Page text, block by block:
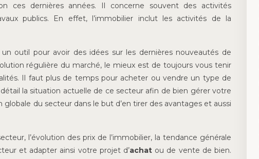
ces dernières années. Il concerne souvent des activités
publics. En effet, l’immobilier inclut les activités de la
outil pour avoir des idées sur les dernières nouveautés de
régulière du marché, le mieux est de toujours vous tenir
Il faut plus de temps pour acheter ou vendre un type de
la situation actuelle de ce secteur afin de bien gérer votre
globale du secteur dans le but d’en tirer des avantages et aussi
l’évolution des prix de l’immobilier, la tendance générale
et adapter ainsi votre projet d’achat ou de vente de bien.